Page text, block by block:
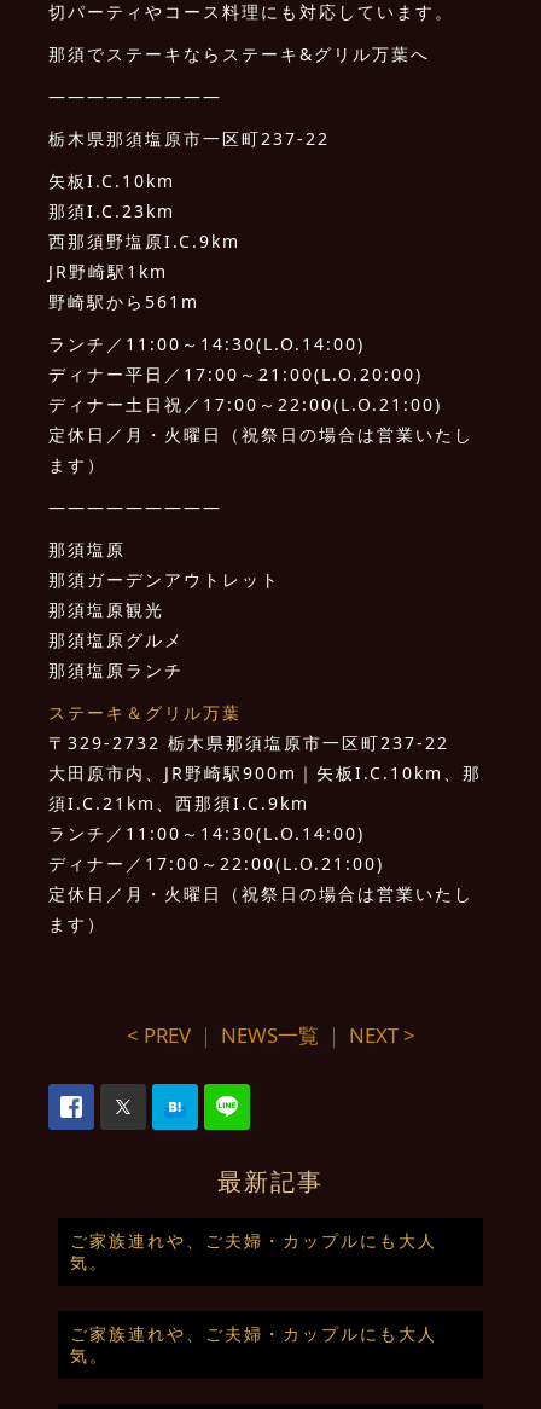
切パーティやコース料理にも対応しています。
那須でステーキならステーキ&グリル万葉へ
—————————
栃木県那須塩原市一区町237-22
矢板I.C.10km
那須I.C.23km
西那須野塩原I.C.9km
JR野崎駅1km
野崎駅から561m
ランチ／11:00～14:30(L.O.14:00)
ディナー平日／17:00～21:00(L.O.20:00)
ディナー土日祝／17:00～22:00(L.O.21:00)
定休日／月・火曜日（祝祭日の場合は営業いたし
ます）
—————————
那須塩原
那須ガーデンアウトレット
那須塩原観光
那須塩原グルメ
那須塩原ランチ
ステーキ＆グリル万葉
〒329-2732 栃木県那須塩原市一区町237-22
大田原市内、JR野崎駅900m｜矢板I.C.10km、那
須I.C.21km、西那須I.C.9km
ランチ／11:00～14:30(L.O.14:00)
ディナー／17:00～22:00(L.O.21:00)
定休日／月・火曜日（祝祭日の場合は営業いたし
ます）
< PREV｜ NEWS一覧 ｜ NEXT >
最新記事
ご家族連れや、ご夫婦・カップルにも大人
気。
ご家族連れや、ご夫婦・カップルにも大人
気。